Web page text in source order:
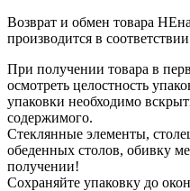
Возврат и обмен товара
производится в
При получении товара в
осмотреть целостность
упаковки необходимо
содержимого.
Стеклянные элементы,
обеденных столов, обивку
получении!
Сохраняйте упаковку до